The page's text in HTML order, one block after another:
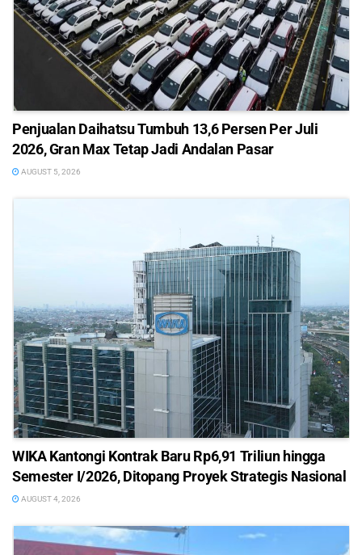
Penjualan Daihatsu Tumbuh 13,6 Persen Per Juli
2026, Gran Max Tetap Jadi Andalan Pasar
AUGUST 5, 2026
WIKA Kantongi Kontrak Baru Rp6,91 Triliun hingga
Semester I/2026, Ditopang Proyek Strategis Nasional
AUGUST 4, 2026